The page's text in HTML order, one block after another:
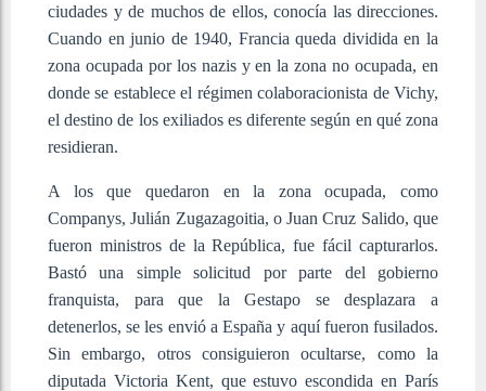
ciudades y de muchos de ellos, conocía las direcciones.
Cuando en junio de 1940, Francia queda dividida en la
zona ocupada por los nazis y en la zona no ocupada, en
donde se establece el régimen colaboracionista de Vichy,
el destino de los exiliados es diferente según en qué zona
residieran.
A los que quedaron en la zona ocupada, como
Companys, Julián Zugazagoitia, o Juan Cruz Salido, que
fueron ministros de la República, fue fácil capturarlos.
Bastó una simple solicitud por parte del gobierno
franquista, para que la Gestapo se desplazara a
detenerlos, se les envió a España y aquí fueron fusilados.
Sin embargo, otros consiguieron ocultarse, como la
diputada Victoria Kent, que estuvo escondida en París